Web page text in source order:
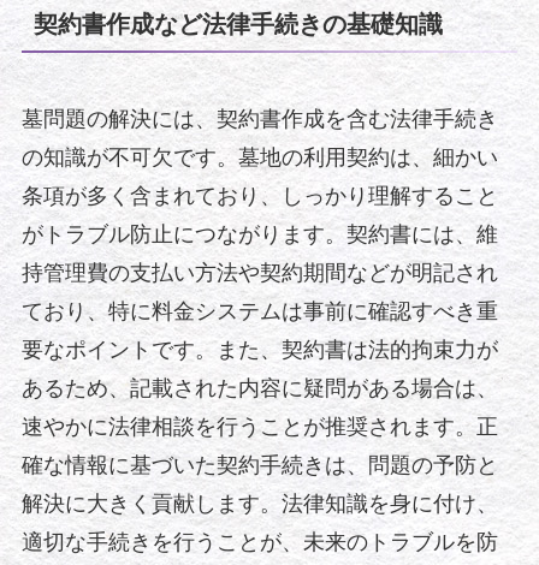
契約書作成など法律手続きの基礎知識
墓問題の解決には、契約書作成を含む法律手続き
の知識が不可欠です。墓地の利用契約は、細かい
条項が多く含まれており、しっかり理解すること
がトラブル防止につながります。契約書には、維
持管理費の支払い方法や契約期間などが明記され
ており、特に料金システムは事前に確認すべき重
要なポイントです。また、契約書は法的拘束力が
あるため、記載された内容に疑問がある場合は、
速やかに法律相談を行うことが推奨されます。正
確な情報に基づいた契約手続きは、問題の予防と
解決に大きく貢献します。法律知識を身に付け、
適切な手続きを行うことが、未来のトラブルを防